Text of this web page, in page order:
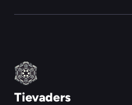
Tievaders